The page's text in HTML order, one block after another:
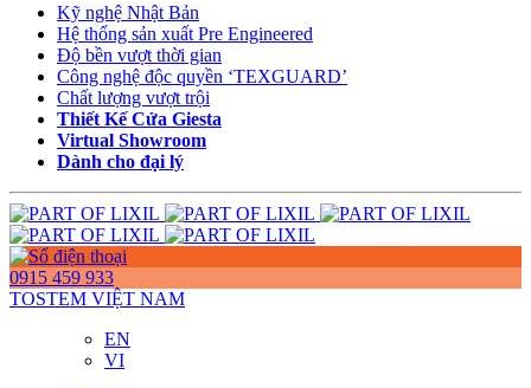
Kỹ nghệ Nhật Bản
Hệ thống sản xuất Pre Engineered
Độ bền vượt thời gian
Công nghệ độc quyền ‘TEXGUARD’
Chất lượng vượt trội
Thiết Kế Cửa Giesta
Virtual Showroom
Dành cho đại lý
0915 459 933
TOSTEM VIỆT NAM
EN
VI